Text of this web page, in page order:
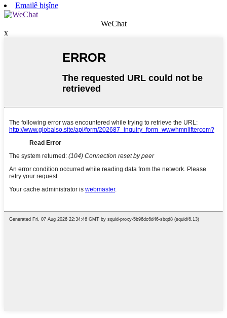
Emailê bişîne
WeChat
x